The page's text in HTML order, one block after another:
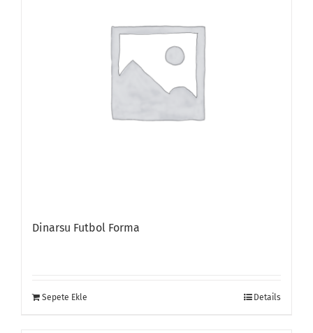
Dinarsu Futbol Forma
Sepete Ekle Details